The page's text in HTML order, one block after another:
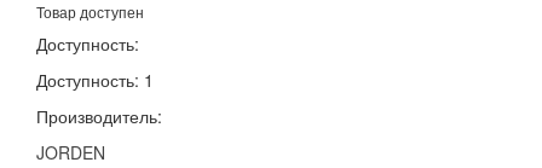
Товар доступен
Доступность:
Доступность: 1
Производитель:
JORDEN